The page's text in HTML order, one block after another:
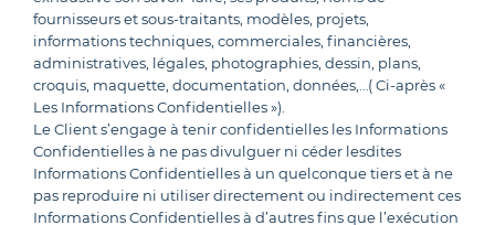
fournisseurs et sous-traitants, modèles, projets,
informations techniques, commerciales, financières,
administratives, légales, photographies, dessin, plans,
croquis, maquette, documentation, données,…( Ci-après «
Les Informations Confidentielles »).
Le Client s’engage à tenir confidentielles les Informations
Confidentielles à ne pas divulguer ni céder lesdites
Informations Confidentielles à un quelconque tiers et à ne
pas reproduire ni utiliser directement ou indirectement ces
Informations Confidentielles à d’autres fins que l’exécution